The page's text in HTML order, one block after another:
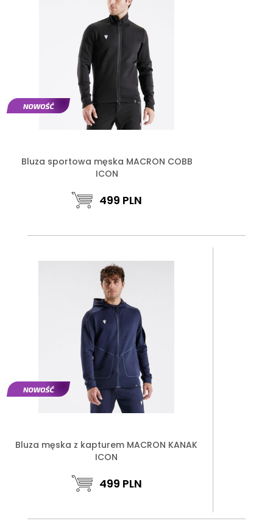
Bluza sportowa męska MACRON COBB
ICON
499 PLN
Bluza męska z kapturem MACRON KANAK
ICON
499 PLN